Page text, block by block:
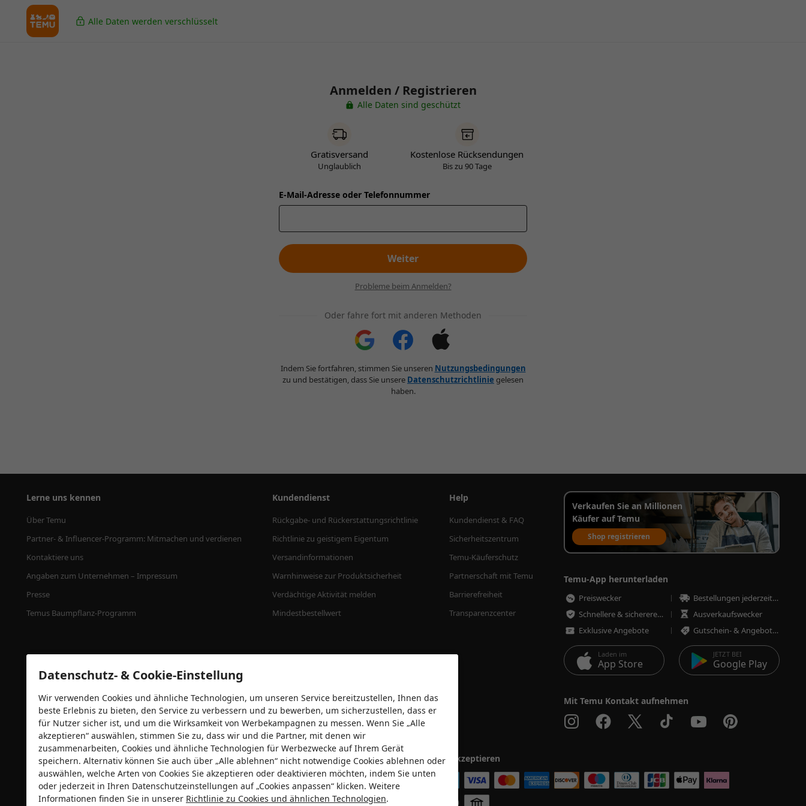
Alle Daten werden verschlüsselt
Anmelden / Registrieren
Alle Daten sind geschützt
Gratisversand
Unglaublich
Kostenlose Rücksendungen
Bis zu 90 Tage
E-Mail-Adresse oder Telefonnummer
Weiter
Probleme beim Anmelden?
Oder fahre fort mit anderen Methoden
Indem Sie fortfahren, stimmen Sie unseren Nutzungsbedingungen
zu und bestätigen, dass Sie unsere Datenschutzrichtlinie gelesen
haben.
Lerne uns kennen
Über Temu
Partner- & Influencer-Programm: Mitmachen und verdienen
Kontaktiere uns
Angaben zum Unternehmen – Impressum
Presse
Temus Baumpflanz-Programm
Kundendienst
Rückgabe- und Rückerstattungsrichtlinie
Richtlinie zu geistigem Eigentum
Versandinformationen
Warnhinweise zur Produktsicherheit
Verdächtige Aktivität melden
Mindestbestellwert
Help
Kundendienst & FAQ
Sicherheitszentrum
Temu-Käuferschutz
Partnerschaft mit Temu
Barrierefreiheit
Transparenzcenter
Verkaufen Sie an Millionen
Käufer auf Temu
Shop registrieren
Temu-App herunterladen
Preiswecker
Bestellungen jederzeit nachverfolgen
Schnellere & sicherere Bestellungen
Ausverkaufswecker
Exklusive Angebote
Gutschein- & Angebotswecker
Laden im
App Store
JETZT BEI
Google Play
Mit Temu Kontakt aufnehmen
Sicherheitszertifizierungen Wir akzeptieren
Datenschutz- & Cookie-Einstellung
Wir verwenden Cookies und ähnliche Technologien, um unseren Service bereitzustellen, Ihnen das
beste Erlebnis zu bieten, den Service zu verbessern und zu bewerben, um sicherzustellen, dass er
für Nutzer sicher ist, und um die Wirksamkeit von Werbekampagnen zu messen. Wenn Sie „Alle
akzeptieren“ auswählen, stimmen Sie zu, dass wir und die Partner, mit denen wir
zusammenarbeiten, Cookies und ähnliche Technologien für Werbezwecke auf Ihrem Gerät
speichern. Alternativ können Sie auch über „Alle ablehnen“ nicht notwendige Cookies ablehnen oder
auswählen, welche Arten von Cookies Sie akzeptieren oder deaktivieren möchten, indem Sie unten
oder jederzeit in Ihren Datenschutzeinstellungen auf „Cookies anpassen“ klicken. Weitere
Informationen finden Sie in unserer Richtlinie zu Cookies und ähnlichen Technologien.